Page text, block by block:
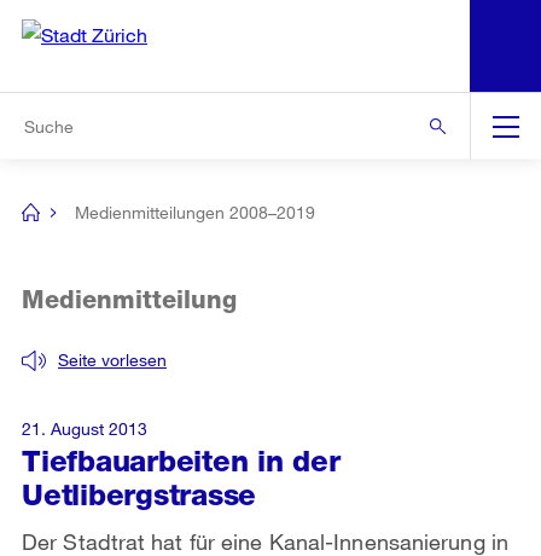
Navigation
[no
Medienmitteilungen 2008–2019
Tiefbauarbeiten in der
Uetlibergstrasse
Seite vorlesen
Medienmitteilung
Der Stadtrat hat für eine Kanal-Innensanierung in
21. August 2013